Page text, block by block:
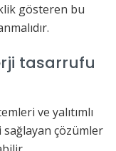
gösteren bu
tasarrufu
ve yalıtımlı
sağlayan çözümler